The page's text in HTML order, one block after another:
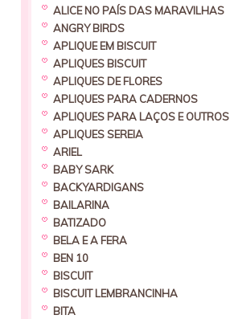
ALICE NO PAÍS DAS MARAVILHAS
ANGRY BIRDS
APLIQUE EM BISCUIT
APLIQUES BISCUIT
APLIQUES DE FLORES
APLIQUES PARA CADERNOS
APLIQUES PARA LAÇOS E OUTROS
APLIQUES SEREIA
ARIEL
BABY SARK
BACKYARDIGANS
BAILARINA
BATIZADO
BELA E A FERA
BEN 10
BISCUIT
BISCUIT LEMBRANCINHA
BITA